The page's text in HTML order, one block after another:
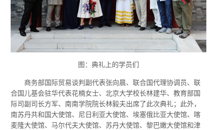
图：典礼上的学员们
商务部国际贸易谈判副代表张向晨、联合国代理协调员、联
合国儿基会驻华代表花楠女士、北京大学校长林建华、教育部国
际司副司长方军、南南学院院长林毅夫出席了此次典礼；此外，
南苏丹共和国大使馆、尼日利亚大使馆、埃塞俄比亚大使馆、喀
麦隆大使馆、马尔代夫大使馆、苏丹大使馆、黎巴嫩大使馆和津